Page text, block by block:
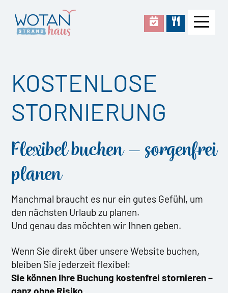
content
KOSTENLOSE
STORNIERUNG
Flexibel buchen – sorgenfrei
planen
Manchmal braucht es nur ein gutes Gefühl, um
den nächsten Urlaub zu planen.
Und genau das möchten wir Ihnen geben.
Wenn Sie direkt über unsere Website buchen,
bleiben Sie jederzeit flexibel:
Sie können Ihre Buchung kostenfrei stornieren –